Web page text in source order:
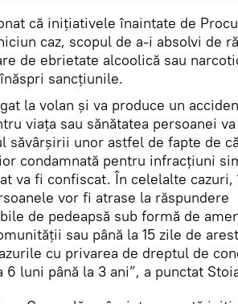
că inițiativele înaintate de
caz, scopul de a-i absolvi de
de ebrietate alcoolică sau
sancțiunile.
la volan și va produce un
viața sau sănătatea persoanei
săvârșirii unor astfel de fapte de
condamnată pentru infracțiuni
va fi confiscat. În celelalte cazuri,
vor fi atrase la răspundere
de pedeapsă sub formă de
sau până la 15 zile de
cu privarea de dreptul de
luni până la 3 ani”, a punctat